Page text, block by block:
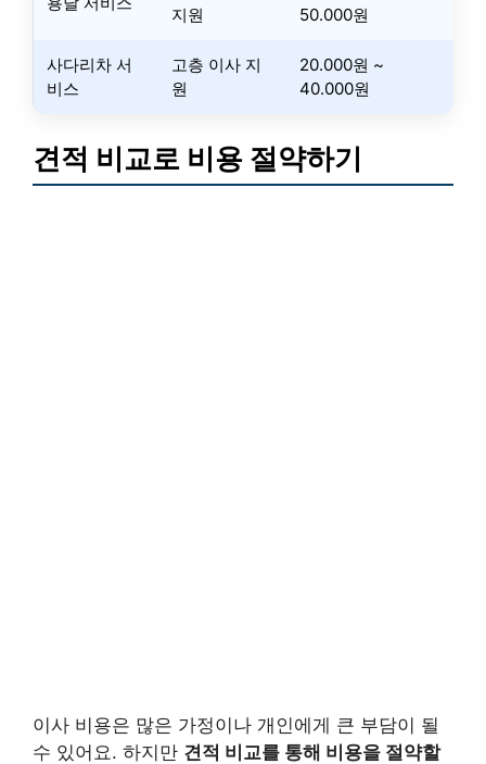
지원
50.000원
사다리차 서
비스
고층 이사 지
원
20.000원 ~
40.000원
견적 비교로 비용 절약하기
이사 비용은 많은 가정이나 개인에게 큰 부담이 될
수 있어요. 하지만 견적 비교를 통해 비용을 절약할